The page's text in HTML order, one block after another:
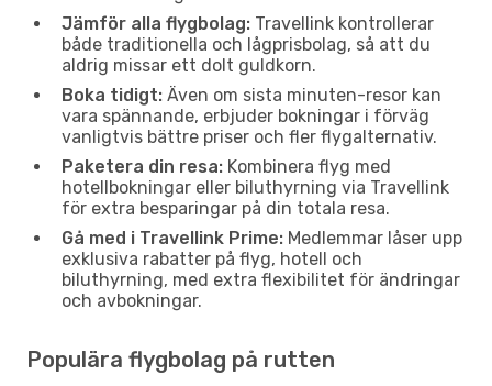
Jämför alla flygbolag: Travellink kontrollerar
både traditionella och lågprisbolag, så att du
aldrig missar ett dolt guldkorn.
Boka tidigt: Även om sista minuten-resor kan
vara spännande, erbjuder bokningar i förväg
vanligtvis bättre priser och fler flygalternativ.
Paketera din resa: Kombinera flyg med
hotellbokningar eller biluthyrning via Travellink
för extra besparingar på din totala resa.
Gå med i Travellink Prime: Medlemmar låser upp
exklusiva rabatter på flyg, hotell och
biluthyrning, med extra flexibilitet för ändringar
och avbokningar.
Populära flygbolag på rutten